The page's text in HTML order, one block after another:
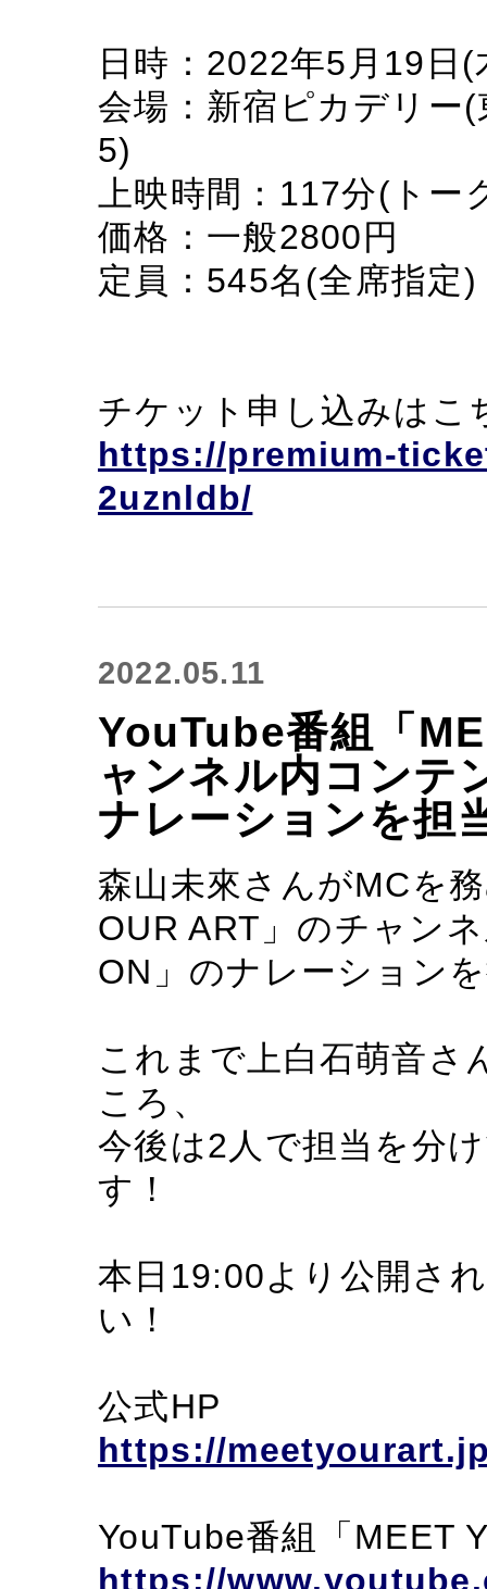
日時：2022年5月19日
会場：新宿ピカデリー
5)
上映時間：117分(トー
価格：一般2800円
定員：545名(全席指定)
チケット申し込みはこ
https://premium-
2uznldb/
2022.05.11
YouTube番組「
ャンネル内コンテ
ナレーションを担
森山未來さんがMCを
OUR ART」のチャン
ON」のナレーション
これまで上白石萌音さ
ころ、
今後は2人で担当を分
す！
本日19:00より公開さ
い！
公式HP
https://
YouTube番組「MEET
https://